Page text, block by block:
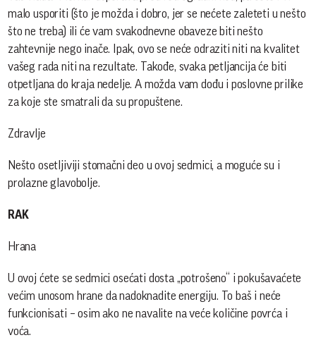
malo usporiti (što je možda i dobro, jer se nećete zaleteti u nešto
što ne treba) ili će vam svakodnevne obaveze biti nešto
zahtevnije nego inače. Ipak, ovo se neće odraziti niti na kvalitet
vašeg rada niti na rezultate. Takođe, svaka petljancija će biti
otpetljana do kraja nedelje. A možda vam dođu i poslovne prilike
za koje ste smatrali da su propuštene.
Zdravlje
Nešto osetljiviji stomačni deo u ovoj sedmici, a moguće su i
prolazne glavobolje.
RAK
Hrana
U ovoj ćete se sedmici osećati dosta „potrošeno“ i pokušavaćete
većim unosom hrane da nadoknadite energiju. To baš i neće
funkcionisati – osim ako ne navalite na veće količine povrća i
voća.